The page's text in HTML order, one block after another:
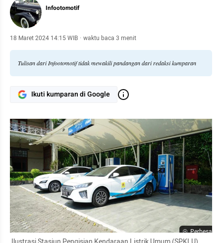
Infootomotif
18 Maret 2024 14:15 WIB · waktu baca 3 menit
Tulisan dari Infootomotif tidak mewakili pandangan dari redaksi kumparan
Ikuti kumparan di Google
Perbesar